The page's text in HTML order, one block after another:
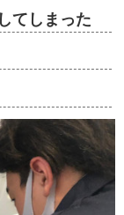
てしまった